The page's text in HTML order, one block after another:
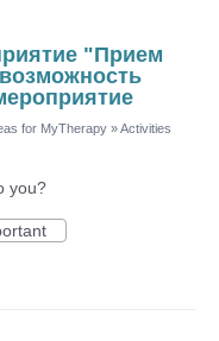
"Прием
for MyTherapy »Activities
you?